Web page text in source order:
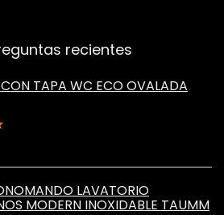
recientes
TAPA WC ECO OVALADA
LAVATORIO
MODERN INOXIDABLE TAUMM